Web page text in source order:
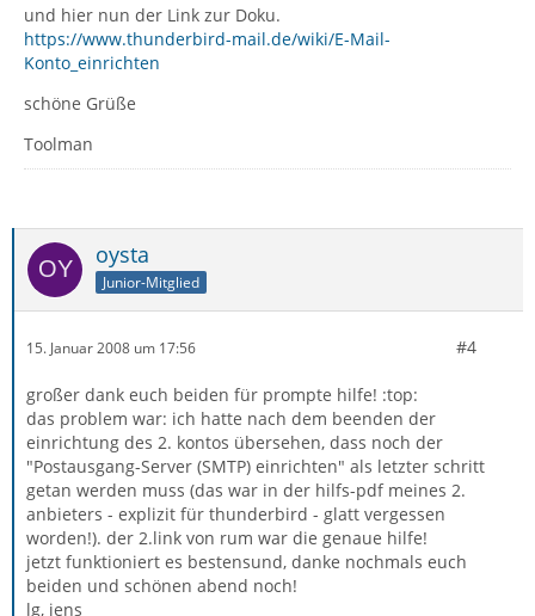
und hier nun der Link zur Doku.
https://www.thunderbird-mail.de/wiki/E-Mail-
Konto_einrichten
schöne Grüße
Toolman
oysta
Junior-Mitglied
15. Januar 2008 um 17:56 #4
großer dank euch beiden für prompte hilfe! :top:
das problem war: ich hatte nach dem beenden der
einrichtung des 2. kontos übersehen, dass noch der
"Postausgang-Server (SMTP) einrichten" als letzter schritt
getan werden muss (das war in der hilfs-pdf meines 2.
anbieters - explizit für thunderbird - glatt vergessen
worden!). der 2.link von rum war die genaue hilfe!
jetzt funktioniert es bestensund, danke nochmals euch
beiden und schönen abend noch!
lg, jens